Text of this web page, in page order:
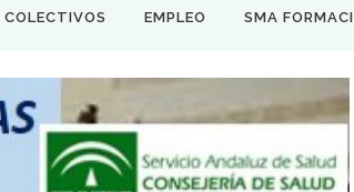
COLECTIVOS EMPLEO SMA